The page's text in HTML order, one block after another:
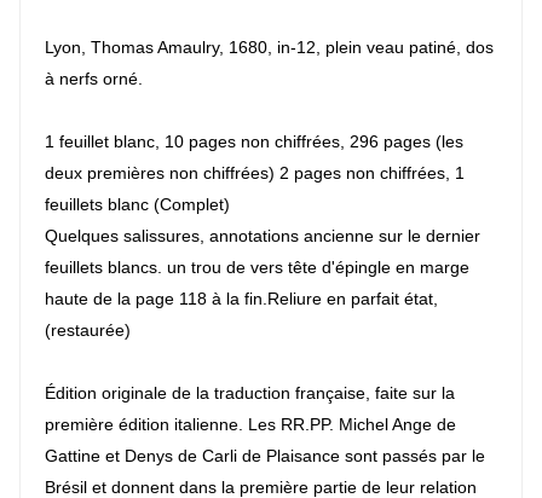
Lyon, Thomas Amaulry, 1680, in-12, plein veau patiné, dos
à nerfs orné.
1 feuillet blanc, 10 pages non chiffrées, 296 pages (les
deux premières non chiffrées) 2 pages non chiffrées, 1
feuillets blanc (Complet)
Quelques salissures, annotations ancienne sur le dernier
feuillets blancs. un trou de vers tête d'épingle en marge
haute de la page 118 à la fin.Reliure en parfait état,
(restaurée)
Édition originale de la traduction française, faite sur la
première édition italienne. Les RR.PP. Michel Ange de
Gattine et Denys de Carli de Plaisance sont passés par le
Brésil et donnent dans la première partie de leur relation